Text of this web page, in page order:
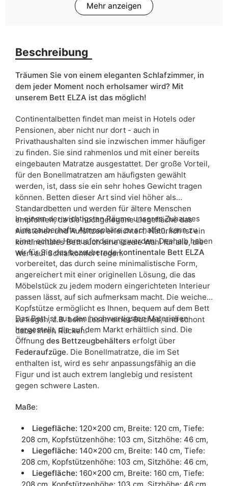
120x200 cm
140x200 cm
Bettwäsche behälter ja
Aufgrund des Produktionsprozesses und der
Materialeigenschaften sind Maßabweichungen von +/- 2–3 cm
möglich.
Mehr anzeigen
Beschreibung
Träumen Sie von einem eleganten Schlafzimmer, in
dem jeder Moment noch erholsamer wird? Mit
unserem Bett ELZA ist das möglich!
Continentalbetten findet man meist in Hotels oder
Pensionen, aber nicht nur dort - auch in
Privathaushalten sind sie inzwischen immer häufiger
zu finden. Sie sind rahmenlos und mit einer bereits
eingebauten Matratze ausgestattet. Der große Vorteil,
für den Bonellmatratzen am häufigsten gewählt
werden, ist, dass sie ein sehr hohes Gewicht tragen
können. Betten dieser Art sind viel höher als
Standardbetten und werden für ältere Menschen
empfohlen, da die hochgelegene Liegefläche das
Aufstehen und Aufsitzen erleichtert. Natürlich ist ein
kontinentales Bett auch eine ideale Wahl für alle, die
Wert auf Schlafkomfort legen.
In einem der wichtigsten Räume unseres Zuhauses
eine zauberhafte Atmosphäre zu schaffen, kann zu
einer echten Herausforderung werden. Deshalb haben
wir für Sie das bezauberndekontinentale Bett ELZA
vorbereitet, das durch seine minimalistische Form,
angereichert mit einer originellen Lösung, die das
Möbelstück zu jedem modern eingerichteten Interieur
passen lässt, auf sich aufmerksam macht. Die weiche
Kopfstütze ermöglicht es Ihnen, bequem auf dem Bett
zu liegen, z.B. beim Lesen eines Buches, und schont
dabei Ihren Rücken.
Das Bett ist aus den hochwertigsten Materialien
hergestellt, die auf dem Markt erhältlich sind. Die
Öffnung des Bettzeugbehälters erfolgt über
Federaufzüge. Die Bonellmatratze, die im Set
enthalten ist, wird es sehr anpassungsfähig an die
Figur und ist auch extrem langlebig und resistent
gegen schwere Lasten.
Maße:
Liegefläche: 120x200 cm, Breite: 120 cm, Tiefe:
208 cm, Kopfstützenhöhe: 103 cm, Sitzhöhe: 46 cm,
Liegefläche: 140x200 cm, Breite: 140 cm, Tiefe:
208 cm, Kopfstützenhöhe: 103 cm, Sitzhöhe: 46 cm,
Liegefläche: 160x200 cm, Breite: 160 cm, Tiefe: